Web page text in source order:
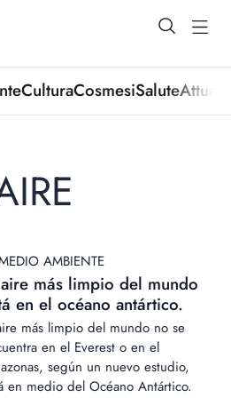
open
CulturaCosmesiSalute
AMBIENTE
más limpio del mundo
en el océano antártico.
más limpio del mundo no se
en el Everest o en el
según un nuevo estudio,
en medio del Océano Antártico.